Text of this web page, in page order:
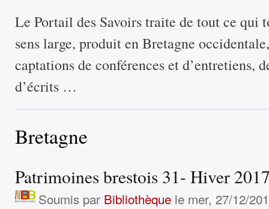
Le Portail des Savoirs traite de tout ce qui
sens large, produit en Bretagne
captations de conférences et d’entretiens,
d’écrits …
Bretagne
Patrimoines brestois 31- Hiver
Soumis par Bibliothèquele mer, 27/12/